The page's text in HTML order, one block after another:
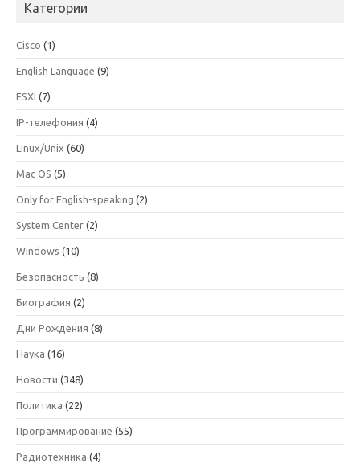
Категории
Cisco (1)
English Language (9)
ESXI (7)
IP-телефония (4)
Linux/Unix (60)
Mac OS (5)
Only for English-speaking (2)
System Center (2)
Windows (10)
Безопасность (8)
Биография (2)
Дни Рождения (8)
Наука (16)
Новости (348)
Политика (22)
Программирование (55)
Радиотехника (4)